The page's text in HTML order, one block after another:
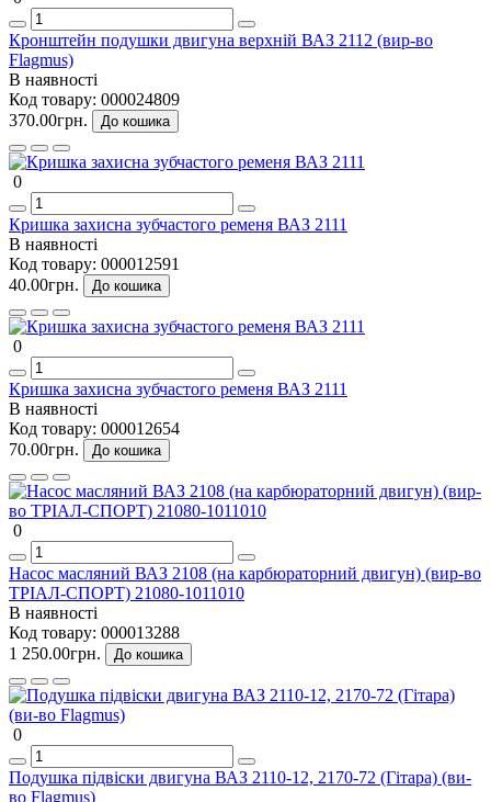
Кронштейн подушки двигуна верхній ВАЗ 2112 (вир-во
Flagmus)
В наявності
Код товару: 000024809
370.00грн.
До кошика
0
Кришка захисна зубчастого ременя ВАЗ 2111
В наявності
Код товару: 000012591
40.00грн.
До кошика
0
Кришка захисна зубчастого ременя ВАЗ 2111
В наявності
Код товару: 000012654
70.00грн.
До кошика
0
Насос масляний ВАЗ 2108 (на карбюраторний двигун) (вир-во
ТРІАЛ-СПОРТ) 21080-1011010
В наявності
Код товару: 000013288
1 250.00грн.
До кошика
0
Подушка підвіски двигуна ВАЗ 2110-12, 2170-72 (Гітара) (ви-
во Flagmus)